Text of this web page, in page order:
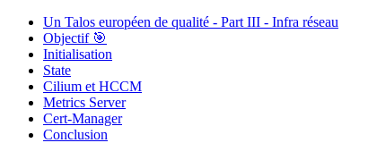
Un Talos européen de qualité - Part III - Infra réseau
Objectif 🎯
Initialisation
State
Cilium et HCCM
Metrics Server
Cert-Manager
Conclusion